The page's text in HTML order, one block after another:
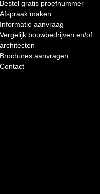
Bestel gratis proefnummer
Afspraak maken
Informatie aanvraag
Vergelijk bouwbedrijven en/of
architecten
Brochures aanvragen
Contact